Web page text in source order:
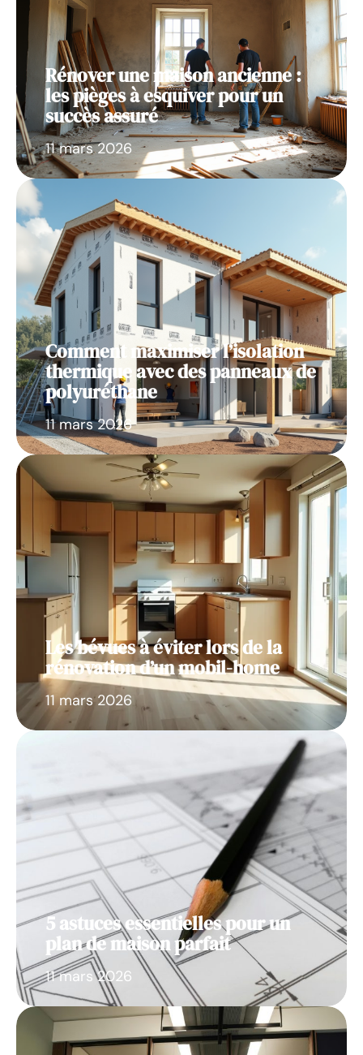
Rénover une maison ancienne :
les pièges à esquiver pour un
succès assuré
11 mars 2026
Comment maximiser l’isolation
thermique avec des panneaux de
polyuréthane
11 mars 2026
Les bévues à éviter lors de la
rénovation d’un mobil-home
11 mars 2026
5 astuces essentielles pour un
plan de maison parfait
11 mars 2026